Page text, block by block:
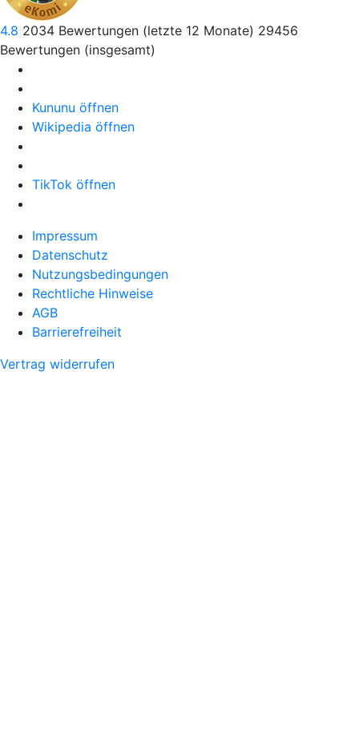
4.8 2034 Bewertungen (letzte 12 Monate) 29456
Bewertungen (insgesamt)
Kununu öffnen
Wikipedia öffnen
TikTok öffnen
Impressum
Datenschutz
Nutzungsbedingungen
Rechtliche Hinweise
AGB
Barrierefreiheit
Vertrag widerrufen